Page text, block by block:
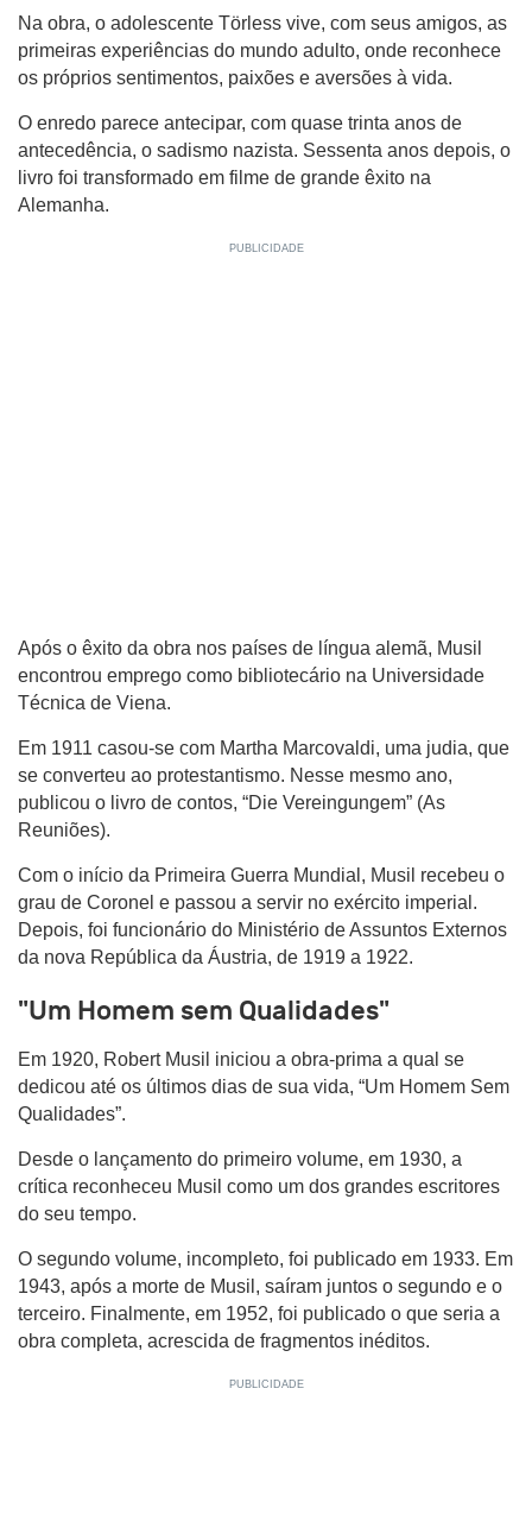
Na obra, o adolescente Törless vive, com seus amigos, as
primeiras experiências do mundo adulto, onde reconhece
os próprios sentimentos, paixões e aversões à vida.
O enredo parece antecipar, com quase trinta anos de
antecedência, o sadismo nazista. Sessenta anos depois, o
livro foi transformado em filme de grande êxito na
Alemanha.
Após o êxito da obra nos países de língua alemã, Musil
encontrou emprego como bibliotecário na Universidade
Técnica de Viena.
Em 1911 casou-se com Martha Marcovaldi, uma judia, que
se converteu ao protestantismo. Nesse mesmo ano,
publicou o livro de contos, “Die Vereingungem” (As
Reuniões).
Com o início da Primeira Guerra Mundial, Musil recebeu o
grau de Coronel e passou a servir no exército imperial.
Depois, foi funcionário do Ministério de Assuntos Externos
da nova República da Áustria, de 1919 a 1922.
"Um Homem sem Qualidades"
Em 1920, Robert Musil iniciou a obra-prima a qual se
dedicou até os últimos dias de sua vida, “Um Homem Sem
Qualidades”.
Desde o lançamento do primeiro volume, em 1930, a
crítica reconheceu Musil como um dos grandes escritores
do seu tempo.
O segundo volume, incompleto, foi publicado em 1933. Em
1943, após a morte de Musil, saíram juntos o segundo e o
terceiro. Finalmente, em 1952, foi publicado o que seria a
obra completa, acrescida de fragmentos inéditos.